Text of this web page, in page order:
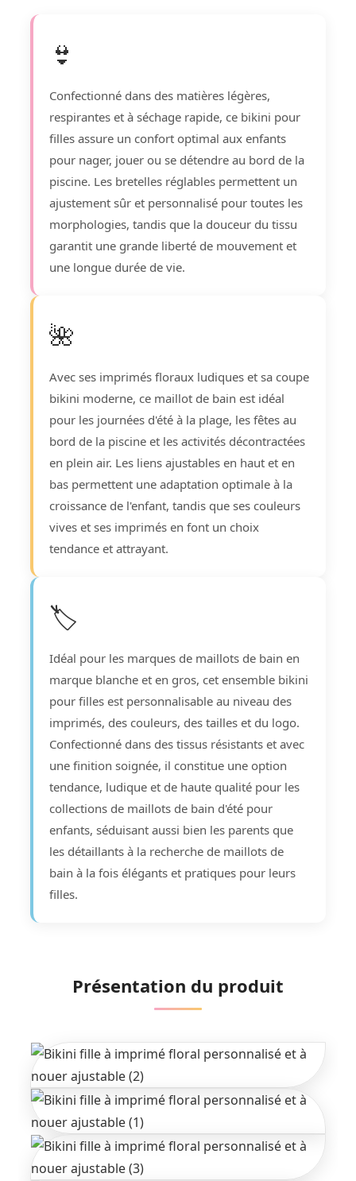
👙
Confectionné dans des matières légères,
respirantes et à séchage rapide, ce bikini pour
filles assure un confort optimal aux enfants
pour nager, jouer ou se détendre au bord de la
piscine. Les bretelles réglables permettent un
ajustement sûr et personnalisé pour toutes les
morphologies, tandis que la douceur du tissu
garantit une grande liberté de mouvement et
une longue durée de vie.
🌺
Avec ses imprimés floraux ludiques et sa coupe
bikini moderne, ce maillot de bain est idéal
pour les journées d'été à la plage, les fêtes au
bord de la piscine et les activités décontractées
en plein air. Les liens ajustables en haut et en
bas permettent une adaptation optimale à la
croissance de l'enfant, tandis que ses couleurs
vives et ses imprimés en font un choix
tendance et attrayant.
🏷️
Idéal pour les marques de maillots de bain en
marque blanche et en gros, cet ensemble bikini
pour filles est personnalisable au niveau des
imprimés, des couleurs, des tailles et du logo.
Confectionné dans des tissus résistants et avec
une finition soignée, il constitue une option
tendance, ludique et de haute qualité pour les
collections de maillots de bain d'été pour
enfants, séduisant aussi bien les parents que
les détaillants à la recherche de maillots de
bain à la fois élégants et pratiques pour leurs
filles.
Présentation du produit